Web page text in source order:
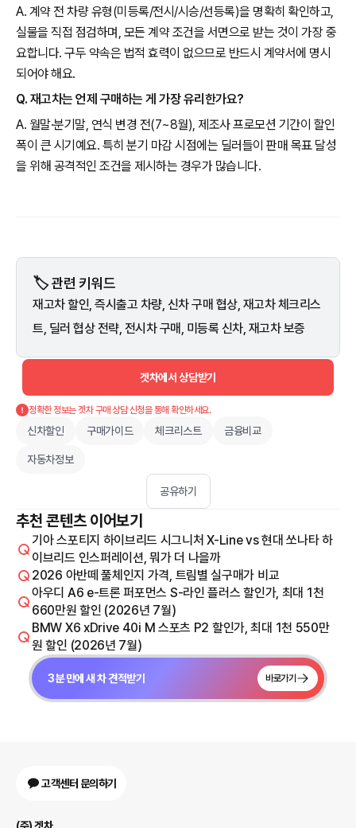
A. 계약 전 차량 유형(미등록/전시/시승/선등록)을 명확히 확인하고,
실물을 직접 점검하며, 모든 계약 조건을 서면으로 받는 것이 가장 중
요합니다. 구두 약속은 법적 효력이 없으므로 반드시 계약서에 명시
되어야 해요.
Q. 재고차는 언제 구매하는 게 가장 유리한가요?
A. 월말·분기말, 연식 변경 전(7~8월), 제조사 프로모션 기간이 할인
폭이 큰 시기예요. 특히 분기 마감 시점에는 딜러들이 판매 목표 달성
을 위해 공격적인 조건을 제시하는 경우가 많습니다.
🏷️ 관련 키워드
재고차 할인, 즉시출고 차량, 신차 구매 협상, 재고차 체크리스
트, 딜러 협상 전략, 전시차 구매, 미등록 신차, 재고차 보증
겟차에서 상담받기
정확한 정보는 겟차 구매 상담 신청을 통해 확인하세요.
신차할인 구매가이드 체크리스트 금융비교
자동차정보
공유하기
추천 콘텐츠 이어보기
기아 스포티지 하이브리드 시그니처 X-Line vs 현대 쏘나타 하
이브리드 인스퍼레이션, 뭐가 더 나을까
2026 아반떼 풀체인지 가격, 트림별 실구매가 비교
아우디 A6 e-트론 퍼포먼스 S-라인 플러스 할인가, 최대 1천
660만원 할인 (2026년 7월)
BMW X6 xDrive 40i M 스포츠 P2 할인가, 최대 1천 550만
원 할인 (2026년 7월)
3분 만에 새 차 견적받기 바로가기
고객센터 문의하기
(주) 겟차